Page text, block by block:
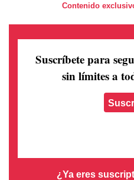
Contenido
Suscríbete para
sin límites a
¿Ya eres